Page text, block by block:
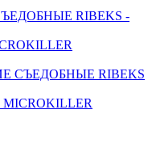
RIBEKS -
RIBEKS